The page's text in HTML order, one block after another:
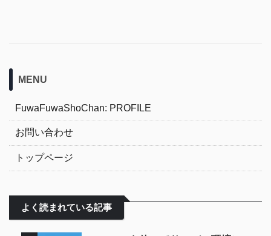
MENU
FuwaFuwaShoChan: PROFILE
お問い合わせ
トップページ
よく読まれている記事